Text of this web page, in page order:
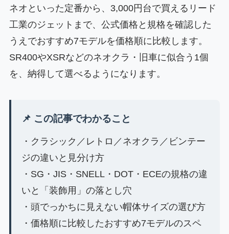
ネオといった定番から、3,000円台で買えるリード
工業のジェットまで、公式価格と規格を確認した
うえでおすすめ7モデルを価格順に比較します。
SR400やXSRなどのネオクラ・旧車に似合う1個
を、納得して選べるようになります。
📌 この記事でわかること
・クラシック／レトロ／ネオクラ／ビンテー
ジの違いと見分け方
・SG・JIS・SNELL・DOT・ECEの規格の違
いと「装飾用」の落とし穴
・頭でっかちに見えない帽体サイズの選び方
・価格順に比較したおすすめ7モデルのスペ